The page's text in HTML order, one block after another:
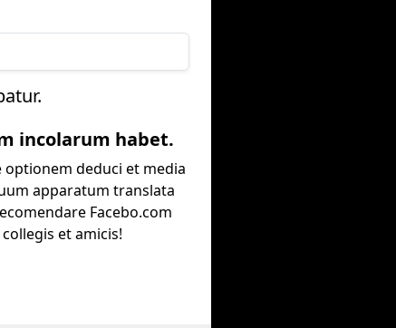
incolarum habet.
optionem deduci et media
apparatum translata
Facebo.com
collegis et amicis!